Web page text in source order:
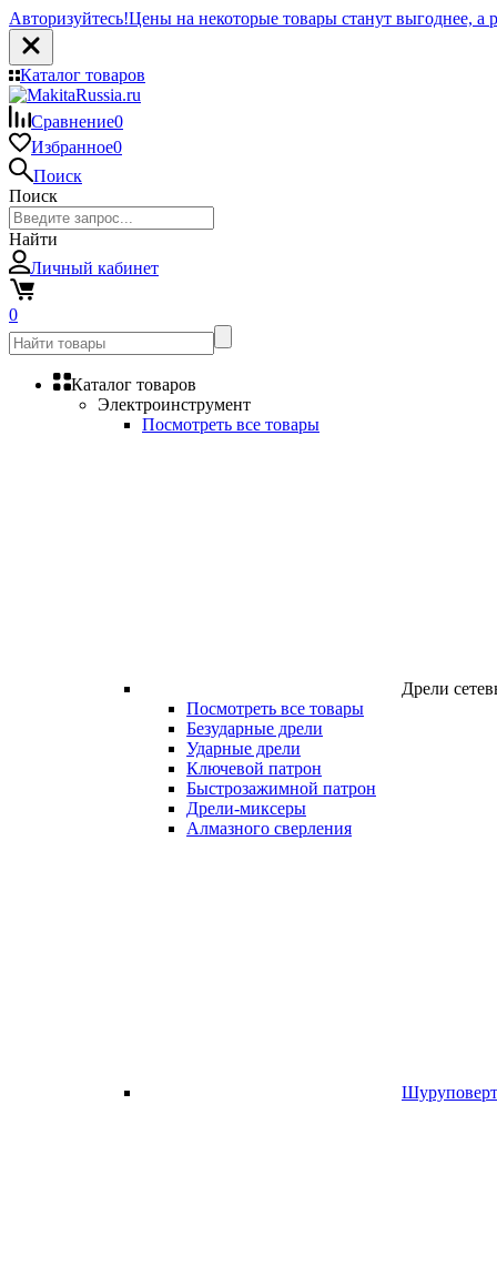
Авторизуйтесь!Цены на некоторые товары станут выгоднее, а
Каталог товаров
Сравнение0
Избранное0
Поиск
Поиск
Найти
Личный кабинет
0
Каталог товаров
Электроинструмент
Посмотреть все товары
Дрели
Посмотреть все товары
Безударные дрели
Ударные дрели
Ключевой патрон
Быстрозажимной патрон
Дрели-миксеры
Алмазного сверления